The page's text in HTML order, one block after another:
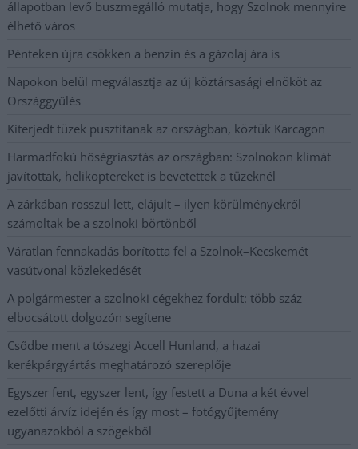
állapotban levő buszmegálló mutatja, hogy Szolnok mennyire
élhető város
Pénteken újra csökken a benzin és a gázolaj ára is
Napokon belül megválasztja az új köztársasági elnököt az
Országgyűlés
Kiterjedt tüzek pusztítanak az országban, köztük Karcagon
Harmadfokú hőségriasztás az országban: Szolnokon klímát
javítottak, helikoptereket is bevetettek a tüzeknél
A zárkában rosszul lett, elájult – ilyen körülményekről
számoltak be a szolnoki börtönből
Váratlan fennakadás borította fel a Szolnok–Kecskemét
vasútvonal közlekedését
A polgármester a szolnoki cégekhez fordult: több száz
elbocsátott dolgozón segítene
Csődbe ment a tószegi Accell Hunland, a hazai
kerékpárgyártás meghatározó szereplője
Egyszer fent, egyszer lent, így festett a Duna a két évvel
ezelőtti árvíz idején és így most – fotógyűjtemény
ugyanazokból a szögekből